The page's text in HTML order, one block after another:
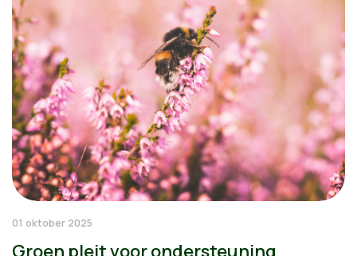
01 oktober 2025
Groen pleit voor ondersteuning